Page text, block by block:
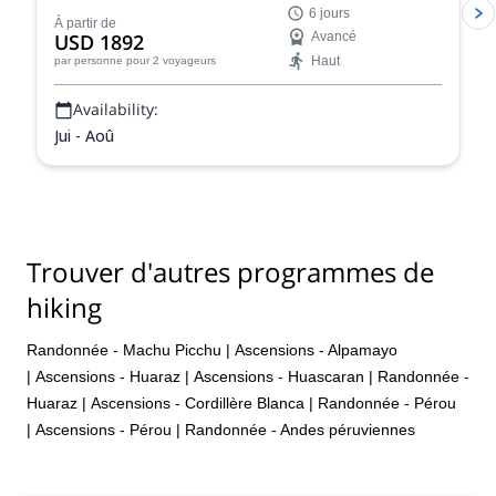
une expérience d'alpinisme fantastique !
À partir de
USD 1892
par personne pour 2 voyageurs
6 jours
Avancé
Haut
Availability:
Jui - Aoû
Trouver d'autres programmes de
hiking
Randonnée - Machu Picchu | Ascensions - Alpamayo
| Ascensions - Huaraz | Ascensions - Huascaran | Randonnée -
Huaraz | Ascensions - Cordillère Blanca | Randonnée - Pérou
| Ascensions - Pérou | Randonnée - Andes péruviennes